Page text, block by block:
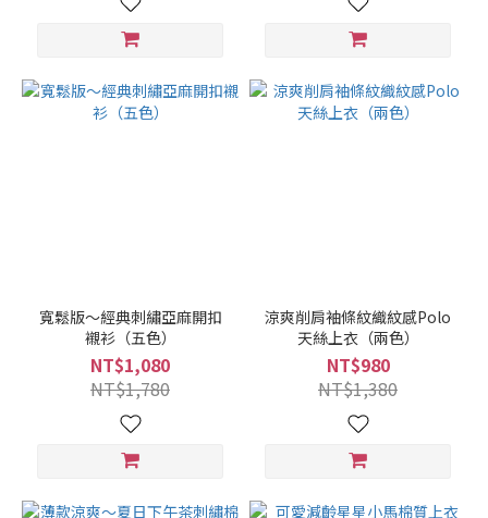
寬鬆版～經典刺繡亞麻開扣
襯衫（五色）
NT$1,080
NT$1,780
涼爽削肩袖條紋織紋感Polo
天絲上衣（兩色）
NT$980
NT$1,380